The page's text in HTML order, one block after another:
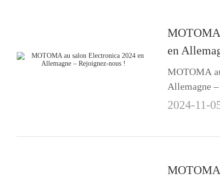
en
MOTOMA
Allemagne
2024-11-
MOTOMA